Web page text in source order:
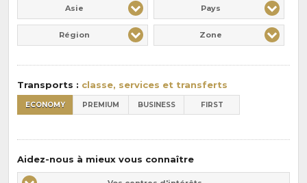
Asie Pays
Région Zone
Transports : classe, services et transferts
ECONOMY PREMIUM BUSINESS FIRST
Aidez-nous à mieux vous connaître
Vos